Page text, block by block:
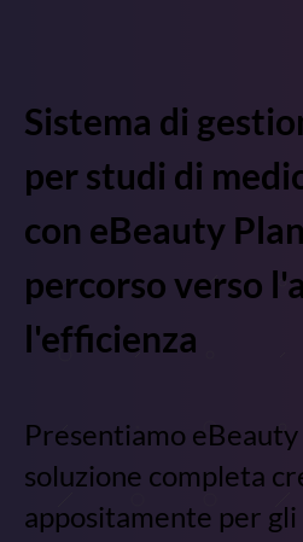
Sistema di
per studi di
con eBeauty
percorso verso
l'efficienza
Presentiamo eBeauty
soluzione completa
appositamente per